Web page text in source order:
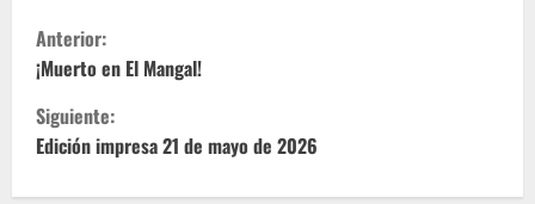
S
i
g
Anterior:
¡Muerto en El Mangal!
Siguiente:
Edición impresa 21 de mayo de 2026